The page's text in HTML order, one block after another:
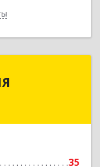
35
р-н, Вичуга